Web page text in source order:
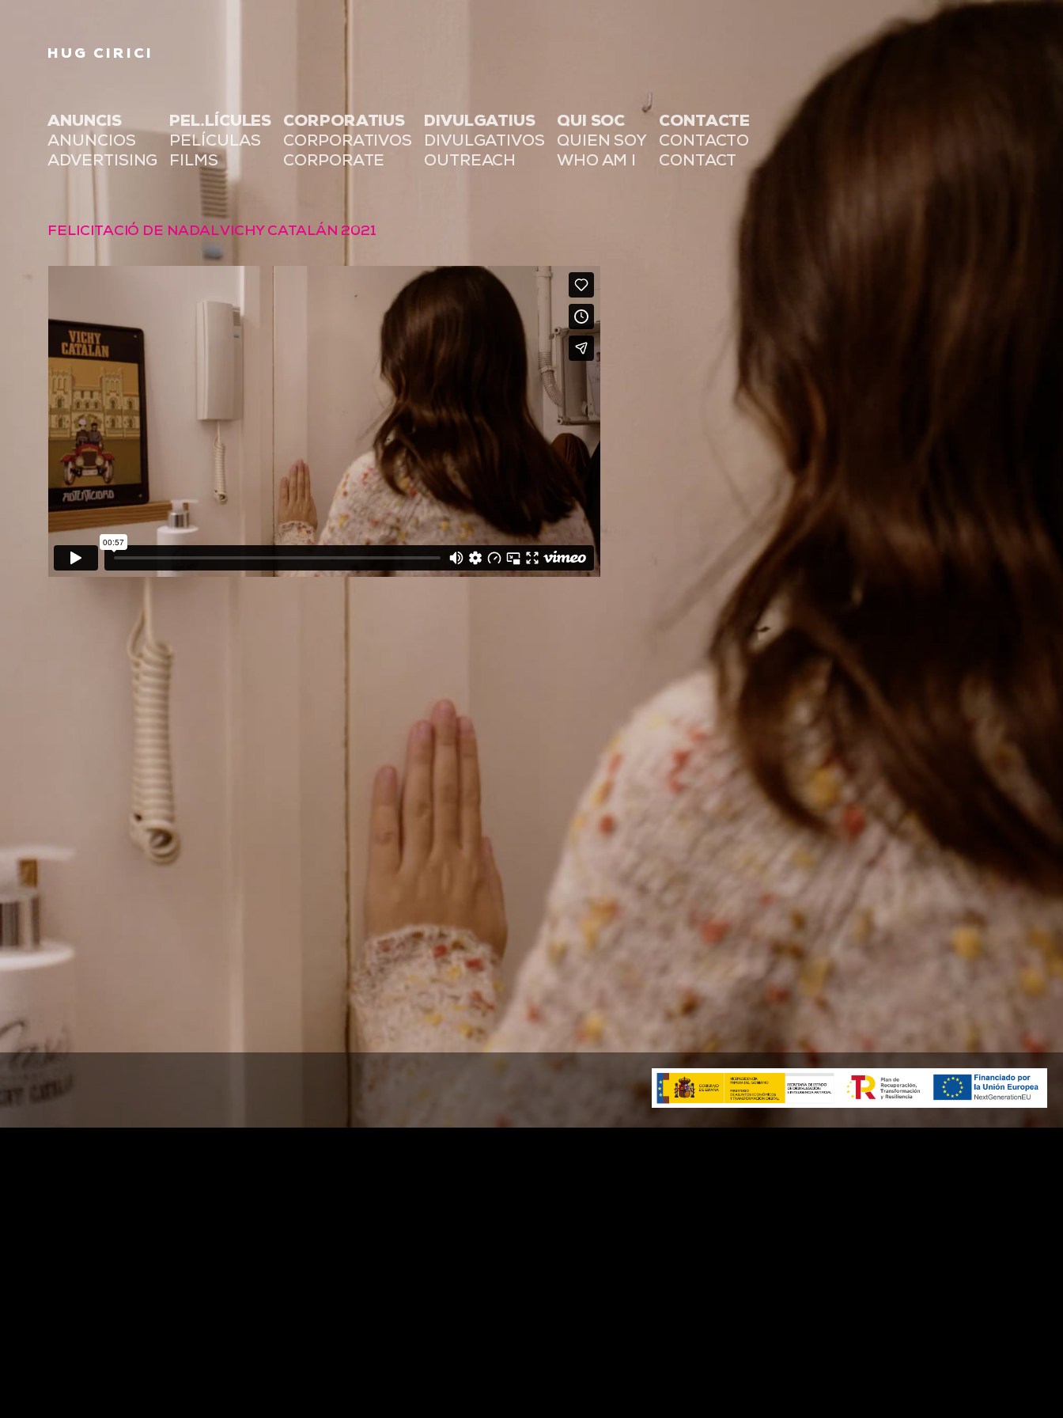
HUG CIRICI
ANUNCIS
ANUNCIOS
ADVERTISING
PEL.LÍCULES
PELÍCULAS
FILMS
CORPORATIUS
CORPORATIVOS
CORPORATE
DIVULGATIUS
DIVULGATIVOS
OUTREACH
QUI SOC
QUIEN SOY
WHO AM I
CONTACTE
CONTACTO
CONTACT
FELICITACIÓ DE NADAL VICHY CATALÁN 2021